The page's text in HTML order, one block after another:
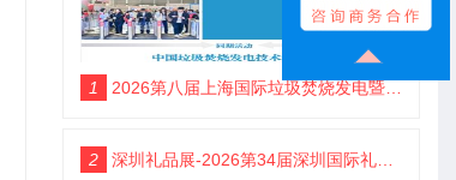
1 2026第八届上海国际垃圾焚烧发电暨固废处理技术展览会
2 深圳礼品展-2026第34届深圳国际礼品及家居用品展览会